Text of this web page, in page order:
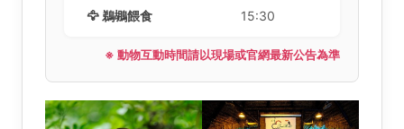
🦅 鵜鶘餵食 15:30
※ 動物互動時間請以現場或官網最新公告為準